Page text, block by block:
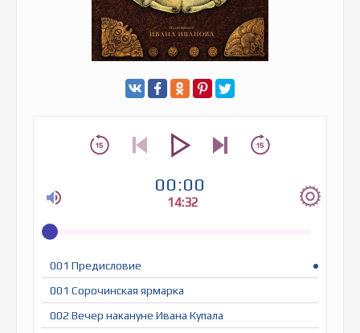
00:00
14:32
001 Предисловие
001 Сорочинская ярмарка
002 Вечер накануне Ивана Купала